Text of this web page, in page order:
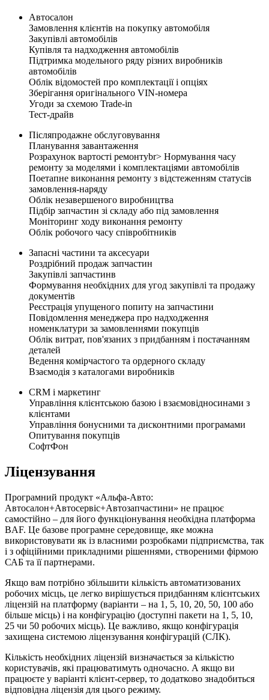
Автосалон
Замовлення клієнтів на покупку автомобіля
Закупівлі автомобілів
Купівля та надходження автомобілів
Підтримка модельного ряду різних виробників
автомобілів
Облік відомостей про комплектації і опціях
Зберігання оригінального VIN-номера
Угоди за схемою Trade-in
Тест-драйв
Післяпродажне обслуговування
Планування завантаження
Розрахунок вартості ремонтуbr> Нормування часу
ремонту за моделями і комплектаціями автомобілів
Поетапне виконання ремонту з відстеженням статусів
замовлення-наряду
Облік незавершеного виробництва
Підбір запчастин зі складу або під замовлення
Моніторинг ходу виконання ремонту
Облік робочого часу співробітників
Запасні частини та аксесуари
Роздрібний продаж запчастин
Закупівлі запчастинв
Формування необхідних для угод закупівлі та продажу
документів
Реєстрація упущеного попиту на запчастини
Повідомлення менеджера про надходження
номенклатури за замовленнями покупців
Облік витрат, пов'язаних з придбанням і постачанням
деталей
Ведення комірчастого та ордерного складу
Взаємодія з каталогами виробників
CRM і маркетинг
Управління клієнтською базою і взаємовідносинами з
клієнтами
Управління бонусними та дисконтними програмами
Опитування покупців
СофтФон
Ліцензування
Програмний продукт «Альфа-Авто:
Автосалон+Автосервіс+Автозапчастини» не працює
самостійно – для його функціонування необхідна платформа
BAF. Це базове програмне середовище, яке можна
використовувати як із власними розробками підприємства, так
і з офіційними прикладними рішеннями, створеними фірмою
САБ та її партнерами.
Якщо вам потрібно збільшити кількість автоматизованих
робочих місць, це легко вирішується придбанням клієнтських
ліцензій на платформу (варіанти – на 1, 5, 10, 20, 50, 100 або
більше місць) і на конфігурацію (доступні пакети на 1, 5, 10,
25 чи 50 робочих місць). Це важливо, якщо конфігурація
захищена системою ліцензування конфігурацій (СЛК).
Кількість необхідних ліцензій визначається за кількістю
користувачів, які працюватимуть одночасно. А якщо ви
працюєте у варіанті клієнт-сервер, то додатково знадобиться
відповідна ліцензія для цього режиму.